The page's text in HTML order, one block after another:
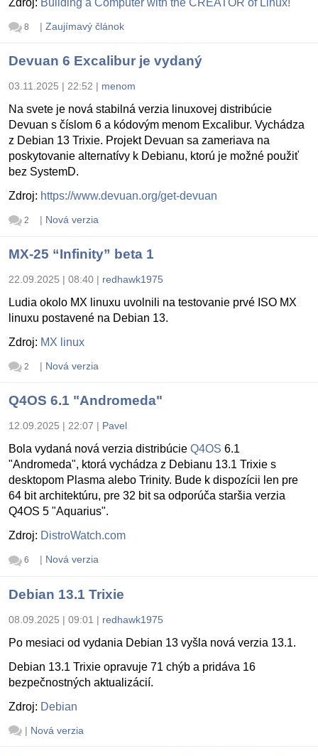
8 | Zaujímavý článok
Devuan 6 Excalibur je vydaný
03.11.2025 | 22:52 | menom
Na svete je nová stabilná verzia linuxovej distribúcie
Devuan s číslom 6 a kódovým menom Excalibur. Vychádza
z Debian 13 Trixie. Projekt Devuan sa zameriava na
poskytovanie alternatívy k Debianu, ktorú je možné použiť
bez SystemD.
Zdroj: https://www.devuan.org/get-devuan
2 | Nová verzia
MX-25 “Infinity” beta 1
22.09.2025 | 08:40 | redhawk1975
Ludia okolo MX linuxu uvolnili na testovanie prvé ISO MX
linuxu postavené na Debian 13.
Zdroj: MX linux
2 | Nová verzia
Q4OS 6.1 "Andromeda"
12.09.2025 | 22:07 | Pavel
Bola vydaná nová verzia distribúcie Q4OS 6.1
"Andromeda", ktorá vychádza z Debianu 13.1 Trixie s
desktopom Plasma alebo Trinity. Bude k dispozícii len pre
64 bit architektúru, pre 32 bit sa odporúča staršia verzia
Q4OS 5 "Aquarius".
Zdroj: DistroWatch.com
6 | Nová verzia
Debian 13.1 Trixie
08.09.2025 | 09:01 | redhawk1975
Po mesiaci od vydania Debian 13 vyšla nová verzia 13.1.
Debian 13.1 Trixie opravuje 71 chýb a pridáva 16
bezpečnostných aktualizácií.
Zdroj: Debian
| Nová verzia